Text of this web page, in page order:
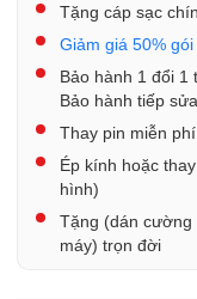
Tặng cáp sạc
Giảm giá 50%
Bảo hành 1 đổi 1
Bảo hành tiếp
Thay pin miễn
Ép kính hoặc
hình)
Tặng (dán cường
máy) trọn đời